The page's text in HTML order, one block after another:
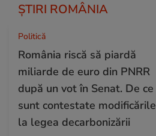
ȘTIRI ROMÂNIA
Politică
România riscă să piardă
miliarde de euro din PNRR
după un vot în Senat. De ce
sunt contestate modificările
la legea decarbonizării